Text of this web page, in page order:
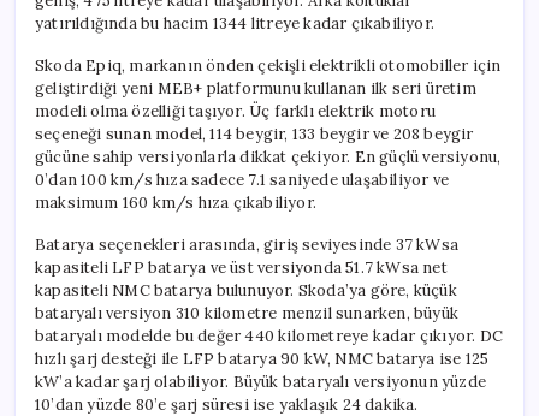
yatırıldığında bu hacim 1344 litreye kadar çıkabiliyor.
Skoda Epiq, markanın önden çekişli elektrikli otomobiller için
geliştirdiği yeni MEB+ platformunu kullanan ilk seri üretim
modeli olma özelliği taşıyor. Üç farklı elektrik motoru
seçeneği sunan model, 114 beygir, 133 beygir ve 208 beygir
gücüne sahip versiyonlarla dikkat çekiyor. En güçlü versiyonu,
0’dan 100 km/s hıza sadece 7.1 saniyede ulaşabiliyor ve
maksimum 160 km/s hıza çıkabiliyor.
Batarya seçenekleri arasında, giriş seviyesinde 37 kWsa
kapasiteli LFP batarya ve üst versiyonda 51.7 kWsa net
kapasiteli NMC batarya bulunuyor. Skoda’ya göre, küçük
bataryalı versiyon 310 kilometre menzil sunarken, büyük
bataryalı modelde bu değer 440 kilometreye kadar çıkıyor. DC
hızlı şarj desteği ile LFP batarya 90 kW, NMC batarya ise 125
kW’a kadar şarj olabiliyor. Büyük bataryalı versiyonun yüzde
10’dan yüzde 80’e şarj süresi ise yaklaşık 24 dakika.